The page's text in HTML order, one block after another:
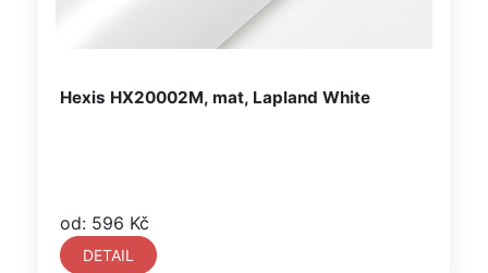
Hexis HX20002M, mat, Lapland White
od: 596 Kč
DETAIL